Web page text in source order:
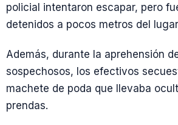
policial intentaron escapar, pero
detenidos a pocos metros del
Además, durante la aprehensión
sospechosos, los efectivos
machete de poda que llevaba
prendas.